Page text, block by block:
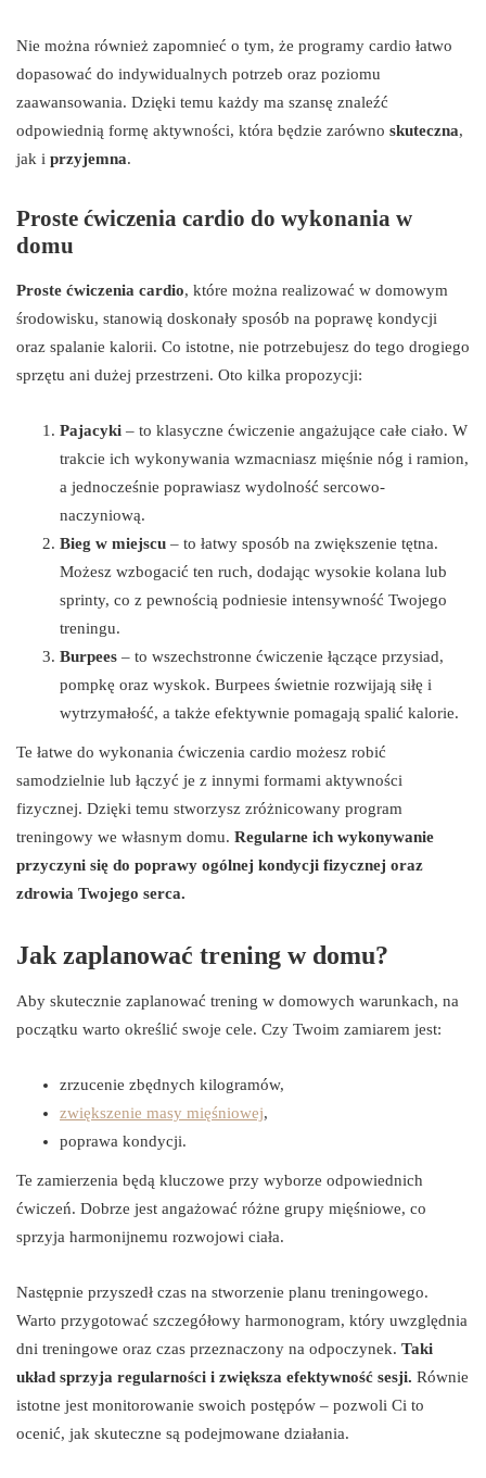
Nie można również zapomnieć o tym, że programy cardio łatwo
dopasować do indywidualnych potrzeb oraz poziomu
zaawansowania. Dzięki temu każdy ma szansę znaleźć
odpowiednią formę aktywności, która będzie zarówno skuteczna,
jak i przyjemna.
Proste ćwiczenia cardio do wykonania w
domu
Proste ćwiczenia cardio, które można realizować w domowym
środowisku, stanowią doskonały sposób na poprawę kondycji
oraz spalanie kalorii. Co istotne, nie potrzebujesz do tego drogiego
sprzętu ani dużej przestrzeni. Oto kilka propozycji:
Pajacyki – to klasyczne ćwiczenie angażujące całe ciało. W
trakcie ich wykonywania wzmacniasz mięśnie nóg i ramion,
a jednocześnie poprawiasz wydolność sercowo-
naczyniową.
Bieg w miejscu – to łatwy sposób na zwiększenie tętna.
Możesz wzbogacić ten ruch, dodając wysokie kolana lub
sprinty, co z pewnością podniesie intensywność Twojego
treningu.
Burpees – to wszechstronne ćwiczenie łączące przysiad,
pompkę oraz wyskok. Burpees świetnie rozwijają siłę i
wytrzymałość, a także efektywnie pomagają spalić kalorie.
Te łatwe do wykonania ćwiczenia cardio możesz robić
samodzielnie lub łączyć je z innymi formami aktywności
fizycznej. Dzięki temu stworzysz zróżnicowany program
treningowy we własnym domu. Regularne ich wykonywanie
przyczyni się do poprawy ogólnej kondycji fizycznej oraz
zdrowia Twojego serca.
Jak zaplanować trening w domu?
Aby skutecznie zaplanować trening w domowych warunkach, na
początku warto określić swoje cele. Czy Twoim zamiarem jest:
zrzucenie zbędnych kilogramów,
zwiększenie masy mięśniowej,
poprawa kondycji.
Te zamierzenia będą kluczowe przy wyborze odpowiednich
ćwiczeń. Dobrze jest angażować różne grupy mięśniowe, co
sprzyja harmonijnemu rozwojowi ciała.
Następnie przyszedł czas na stworzenie planu treningowego.
Warto przygotować szczegółowy harmonogram, który uwzględnia
dni treningowe oraz czas przeznaczony na odpoczynek. Taki
układ sprzyja regularności i zwiększa efektywność sesji. Równie
istotne jest monitorowanie swoich postępów – pozwoli Ci to
ocenić, jak skuteczne są podejmowane działania.